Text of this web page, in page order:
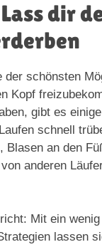
dir
der schönsten
Kopf
gibt es
schnell
Blasen an den
anderen
Mit ein
lassen